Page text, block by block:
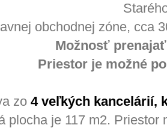
obchodnej zóne, cca
Možnosť
Priestor je možné
zo4 veľkých kancelárií,
plocha je 117 m2. Priestor